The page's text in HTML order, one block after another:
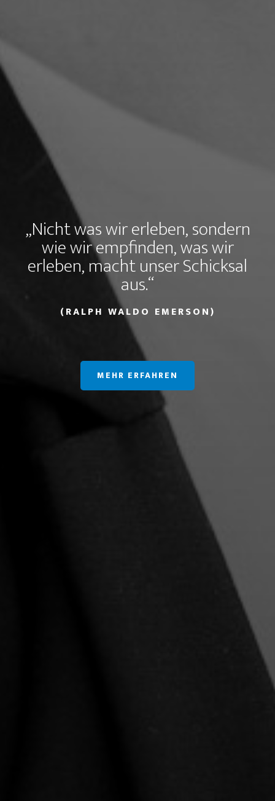
„Nicht was wir erleben, sondern
wie wir empfinden, was wir
erleben, macht unser Schicksal
aus.“
(RALPH WALDO EMERSON)
MEHR ERFAHREN